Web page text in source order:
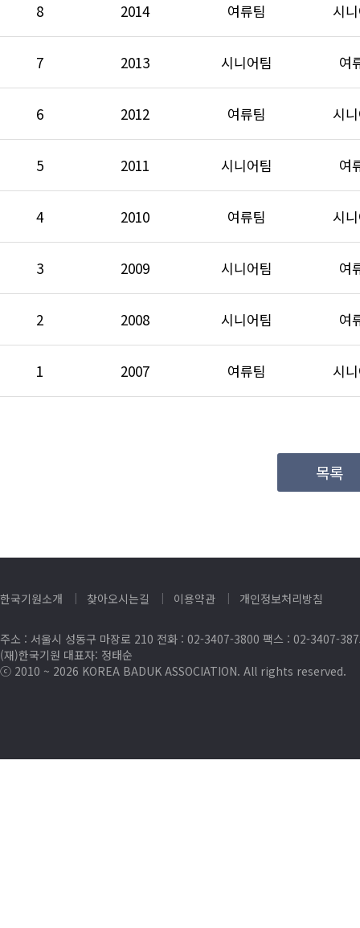
8 2014 여류팀 시
7 2013 시니어팀 여
6 2012 여류팀 시
5 2011 시니어팀 여
4 2010 여류팀 시
3 2009 시니어팀 여
2 2008 시니어팀 여
1 2007 여류팀 시
목록
한국기원소개 찾아오시는길 이용약관 개인정보처리방침
주소 : 서울시 성동구 마장로 210 전화 : 02-3407-3800 팩스 : 02-3407-
(재)한국기원 대표자: 정태순
ⓒ 2010 ~ 2026 KOREA BADUK ASSOCIATION. All rights reserved.